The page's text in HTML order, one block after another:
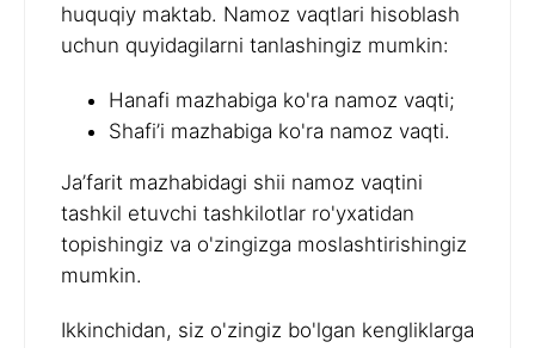
huquqiy maktab. Namoz vaqtlari hisoblash
uchun quyidagilarni tanlashingiz mumkin:
Hanafi mazhabiga ko'ra namoz vaqti;
Shafi’i mazhabiga ko'ra namoz vaqti.
Ja’farit mazhabidagi shii namoz vaqtini
tashkil etuvchi tashkilotlar ro'yxatidan
topishingiz va o'zingizga moslashtirishingiz
mumkin.
Ikkinchidan, siz o'zingiz bo'lgan kengliklarga